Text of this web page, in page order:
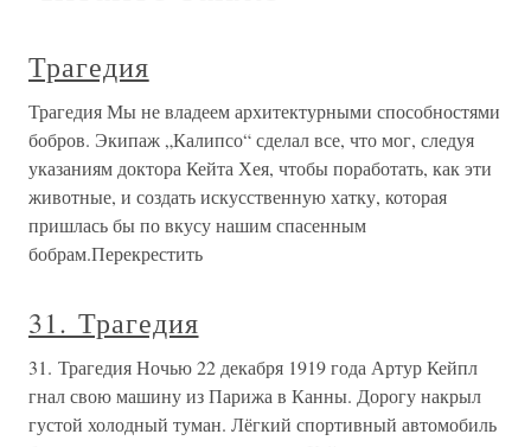
Трагедия
Трагедия Мы не владеем архитектурными способностями
бобров. Экипаж „Калипсо“ сделал все, что мог, следуя
указаниям доктора Кейта Хея, чтобы поработать, как эти
животные, и создать искусственную хатку, которая
пришлась бы по вкусу нашим спасенным
бобрам.Перекрестить
31. Трагедия
31. Трагедия Ночью 22 декабря 1919 года Артур Кейпл
гнал свою машину из Парижа в Канны. Дорогу накрыл
густой холодный туман. Лёгкий спортивный автомобиль